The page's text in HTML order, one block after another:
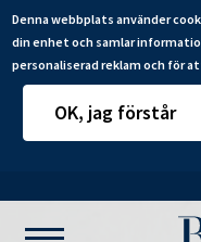
Denna webbplats använder
din enhet och samlar
personaliserad reklam och för
OK, jag förstår
till
huvudinnehåll